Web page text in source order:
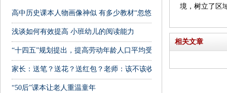
高中历史课本人物画像神似 有多少教材“忽悠”我们
浅谈如何有效提高 小班幼儿的阅读能力
“十四五”规划提出，提高劳动年龄人口平均受教育年限
家长：送笔？送花？送红包？老师：该不该收？该咋拒绝？纠结
“50后”课本让老人重温童年
境，树立了区
相关文章